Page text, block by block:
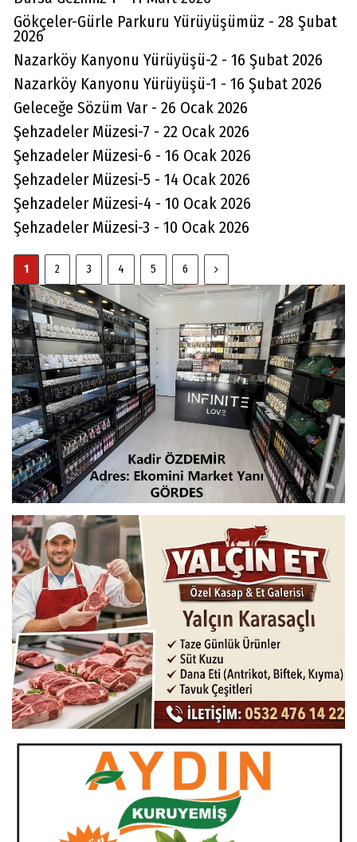
Gökçeler-Gürle Parkuru Yürüyüşümüz - 28 Şubat
2026
Nazarköy Kanyonu Yürüyüşü-2 - 16 Şubat 2026
Nazarköy Kanyonu Yürüyüşü-1 - 16 Şubat 2026
Geleceğe Sözüm Var - 26 Ocak 2026
Şehzadeler Müzesi-7 - 22 Ocak 2026
Şehzadeler Müzesi-6 - 16 Ocak 2026
Şehzadeler Müzesi-5 - 14 Ocak 2026
Şehzadeler Müzesi-4 - 10 Ocak 2026
Şehzadeler Müzesi-3 - 10 Ocak 2026
1 2 3 4 5 6